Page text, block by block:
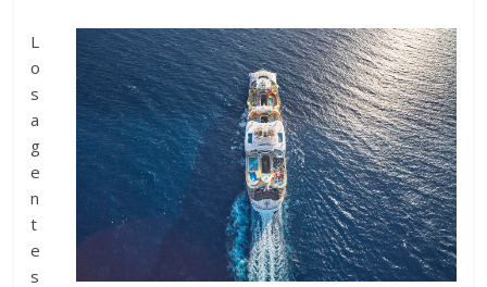
L
o
s
a
g
e
n
t
e
s